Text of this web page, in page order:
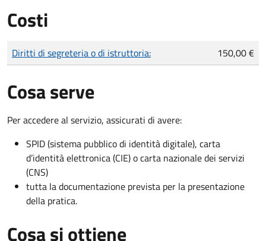
Costi
Tipo di pagamento
Importo
Diritti di segreteria o di istruttoria: 150,00 €
Cosa serve
Per accedere al servizio, assicurati di avere:
SPID (sistema pubblico di identità digitale), carta
d’identità elettronica (CIE) o carta nazionale dei servizi
(CNS)
tutta la documentazione prevista per la presentazione
della pratica.
Cosa si ottiene